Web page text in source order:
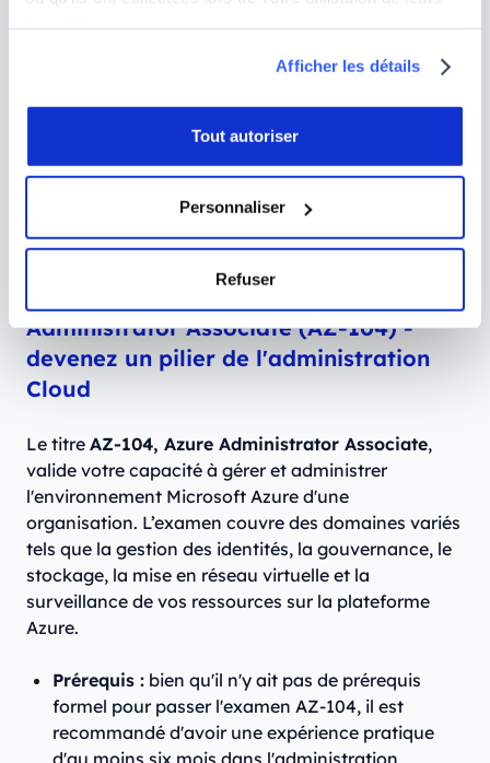
Afficher les détails
Tout autoriser
Personnaliser
Refuser
stockage et la mise en réseau.
aucun prérequis technique n'est
nécessaire pour passer l'examen AZ-900, mais
une familiarité avec les concepts informatiques
peut être bénéfique.
vous devrez débourser 76 € pour pouvoir
passer cet examen en France.
Administrator Associate (AZ-104) -
devenez un pilier de l'administration
Cloud
Le titre AZ-104, Azure Administrator Associate,
valide votre capacité à gérer et administrer
l'environnement Microsoft Azure d'une
organisation. L’examen couvre des domaines variés
tels que la gestion des identités, la gouvernance, le
stockage, la mise en réseau virtuelle et la
surveillance de vos ressources sur la plateforme
Azure.
Prérequis : bien qu'il n'y ait pas de prérequis
formel pour passer l'examen AZ-104, il est
recommandé d'avoir une expérience pratique